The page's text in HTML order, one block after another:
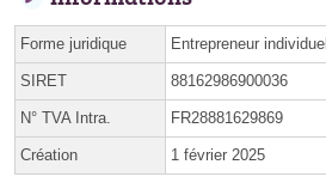
Forme juridique Entrepreneur individuel
SIRET 88162986900036
N° TVA Intra. FR28881629869
Création 1 février 2025